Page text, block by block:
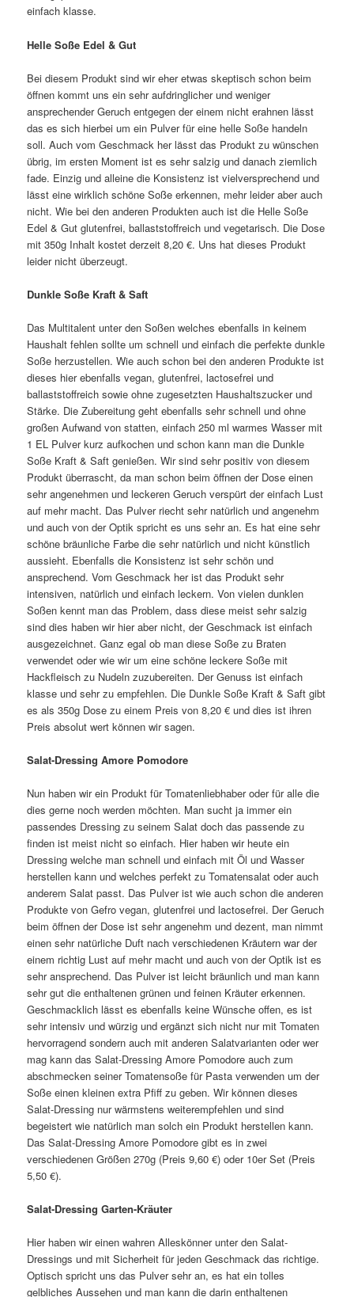
einfach klasse.
Helle Soße Edel & Gut
Bei diesem Produkt sind wir eher etwas skeptisch schon beim
öffnen kommt uns ein sehr aufdringlicher und weniger
ansprechender Geruch entgegen der einem nicht erahnen lässt
das es sich hierbei um ein Pulver für eine helle Soße handeln
soll. Auch vom Geschmack her lässt das Produkt zu wünschen
übrig, im ersten Moment ist es sehr salzig und danach ziemlich
fade. Einzig und alleine die Konsistenz ist vielversprechend und
lässt eine wirklich schöne Soße erkennen, mehr leider aber auch
nicht. Wie bei den anderen Produkten auch ist die Helle Soße
Edel & Gut glutenfrei, ballaststoffreich und vegetarisch. Die Dose
mit 350g Inhalt kostet derzeit 8,20 €. Uns hat dieses Produkt
leider nicht überzeugt.
Dunkle Soße Kraft & Saft
Das Multitalent unter den Soßen welches ebenfalls in keinem
Haushalt fehlen sollte um schnell und einfach die perfekte dunkle
Soße herzustellen. Wie auch schon bei den anderen Produkte ist
dieses hier ebenfalls vegan, glutenfrei, lactosefrei und
ballaststoffreich sowie ohne zugesetzten Haushaltszucker und
Stärke. Die Zubereitung geht ebenfalls sehr schnell und ohne
großen Aufwand von statten, einfach 250 ml warmes Wasser mit
1 EL Pulver kurz aufkochen und schon kann man die Dunkle
Soße Kraft & Saft genießen. Wir sind sehr positiv von diesem
Produkt überrascht, da man schon beim öffnen der Dose einen
sehr angenehmen und leckeren Geruch verspürt der einfach Lust
auf mehr macht. Das Pulver riecht sehr natürlich und angenehm
und auch von der Optik spricht es uns sehr an. Es hat eine sehr
schöne bräunliche Farbe die sehr natürlich und nicht künstlich
aussieht. Ebenfalls die Konsistenz ist sehr schön und
ansprechend. Vom Geschmack her ist das Produkt sehr
intensiven, natürlich und einfach leckern. Von vielen dunklen
Soßen kennt man das Problem, dass diese meist sehr salzig
sind dies haben wir hier aber nicht, der Geschmack ist einfach
ausgezeichnet. Ganz egal ob man diese Soße zu Braten
verwendet oder wie wir um eine schöne leckere Soße mit
Hackfleisch zu Nudeln zuzubereiten. Der Genuss ist einfach
klasse und sehr zu empfehlen. Die Dunkle Soße Kraft & Saft gibt
es als 350g Dose zu einem Preis von 8,20 € und dies ist ihren
Preis absolut wert können wir sagen.
Salat-Dressing Amore Pomodore
Nun haben wir ein Produkt für Tomatenliebhaber oder für alle die
dies gerne noch werden möchten. Man sucht ja immer ein
passendes Dressing zu seinem Salat doch das passende zu
finden ist meist nicht so einfach. Hier haben wir heute ein
Dressing welche man schnell und einfach mit Öl und Wasser
herstellen kann und welches perfekt zu Tomatensalat oder auch
anderem Salat passt. Das Pulver ist wie auch schon die anderen
Produkte von Gefro vegan, glutenfrei und lactosefrei. Der Geruch
beim öffnen der Dose ist sehr angenehm und dezent, man nimmt
einen sehr natürliche Duft nach verschiedenen Kräutern war der
einem richtig Lust auf mehr macht und auch von der Optik ist es
sehr ansprechend. Das Pulver ist leicht bräunlich und man kann
sehr gut die enthaltenen grünen und feinen Kräuter erkennen.
Geschmacklich lässt es ebenfalls keine Wünsche offen, es ist
sehr intensiv und würzig und ergänzt sich nicht nur mit Tomaten
hervorragend sondern auch mit anderen Salatvarianten oder wer
mag kann das Salat-Dressing Amore Pomodore auch zum
abschmecken seiner Tomatensoße für Pasta verwenden um der
Soße einen kleinen extra Pfiff zu geben. Wir können dieses
Salat-Dressing nur wärmstens weiterempfehlen und sind
begeistert wie natürlich man solch ein Produkt herstellen kann.
Das Salat-Dressing Amore Pomodore gibt es in zwei
verschiedenen Größen 270g (Preis 9,60 €) oder 10er Set (Preis
5,50 €).
Salat-Dressing Garten-Kräuter
Hier haben wir einen wahren Alleskönner unter den Salat-
Dressings und mit Sicherheit für jeden Geschmack das richtige.
Optisch spricht uns das Pulver sehr an, es hat ein tolles
gelbliches Aussehen und man kann die darin enthaltenen